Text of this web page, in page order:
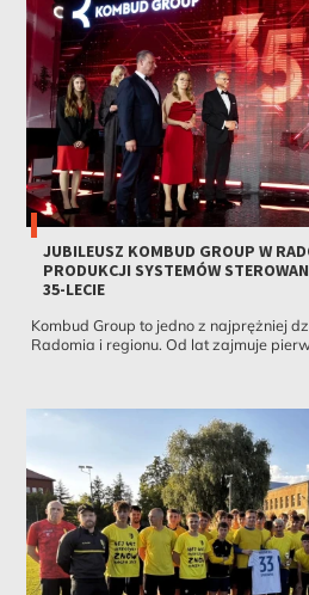
JUBILEUSZ KOMBUD GROUP W
PRODUKCJI SYSTEMÓW
35-LECIE
Kombud Group to jedno z najprężniej
Radomia i regionu. Od lat zajmuje